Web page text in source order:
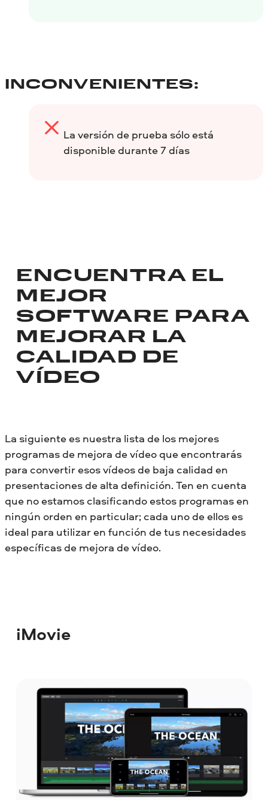
INCONVENIENTES:
La versión de prueba sólo está
disponible durante 7 días
ENCUENTRA EL
MEJOR
SOFTWARE PARA
MEJORAR LA
CALIDAD DE
VÍDEO
La siguiente es nuestra lista de los mejores
programas de mejora de vídeo que encontrarás
para convertir esos vídeos de baja calidad en
presentaciones de alta definición. Ten en cuenta
que no estamos clasificando estos programas en
ningún orden en particular; cada uno de ellos es
ideal para utilizar en función de tus necesidades
específicas de mejora de vídeo.
iMovie